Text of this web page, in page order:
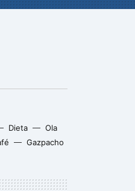
Dieta
Ola
Gazpacho